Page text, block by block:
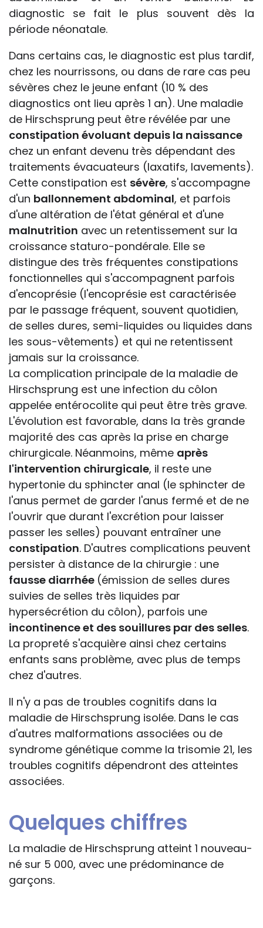
diagnostic se fait le plus souvent dès la
période néonatale.
Dans certains cas, le diagnostic est plus tardif,
chez les nourrissons, ou dans de rare cas peu
sévères chez le jeune enfant (10 % des
diagnostics ont lieu après 1 an). Une maladie
de Hirschsprung peut être révélée par une
constipation évoluant depuis la naissance
chez un enfant devenu très dépendant des
traitements évacuateurs (laxatifs, lavements).
Cette constipation est sévère, s'accompagne
d'un ballonnement abdominal, et parfois
d'une altération de l'état général et d'une
malnutrition avec un retentissement sur la
croissance staturo-pondérale. Elle se
distingue des très fréquentes constipations
fonctionnelles qui s'accompagnent parfois
d'encoprésie (l'encoprésie est caractérisée
par le passage fréquent, souvent quotidien,
de selles dures, semi-liquides ou liquides dans
les sous-vêtements) et qui ne retentissent
jamais sur la croissance.
La complication principale de la maladie de
Hirschsprung est une infection du côlon
appelée entérocolite qui peut être très grave.
L'évolution est favorable, dans la très grande
majorité des cas après la prise en charge
chirurgicale. Néanmoins, même après
l'intervention chirurgicale, il reste une
hypertonie du sphincter anal (le sphincter de
l'anus permet de garder l'anus fermé et de ne
l'ouvrir que durant l'excrétion pour laisser
passer les selles) pouvant entraîner une
constipation. D'autres complications peuvent
persister à distance de la chirurgie : une
fausse diarrhée (émission de selles dures
suivies de selles très liquides par
hypersécrétion du côlon), parfois une
incontinence et des souillures par des selles.
La propreté s'acquière ainsi chez certains
enfants sans problème, avec plus de temps
chez d'autres.
Il n'y a pas de troubles cognitifs dans la
maladie de Hirschsprung isolée. Dans le cas
d'autres malformations associées ou de
syndrome génétique comme la trisomie 21, les
troubles cognitifs dépendront des atteintes
associées.
Quelques chiffres
La maladie de Hirschsprung atteint 1 nouveau-
né sur 5 000, avec une prédominance de
garçons.